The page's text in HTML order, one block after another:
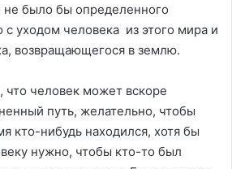
не было бы определенного
с уходом человека из этого мира и
возвращающегося в землю.
человек может вскоре
путь, желательно, чтобы
кто-нибудь находился, хотя бы
нужно, чтобы кто-то был